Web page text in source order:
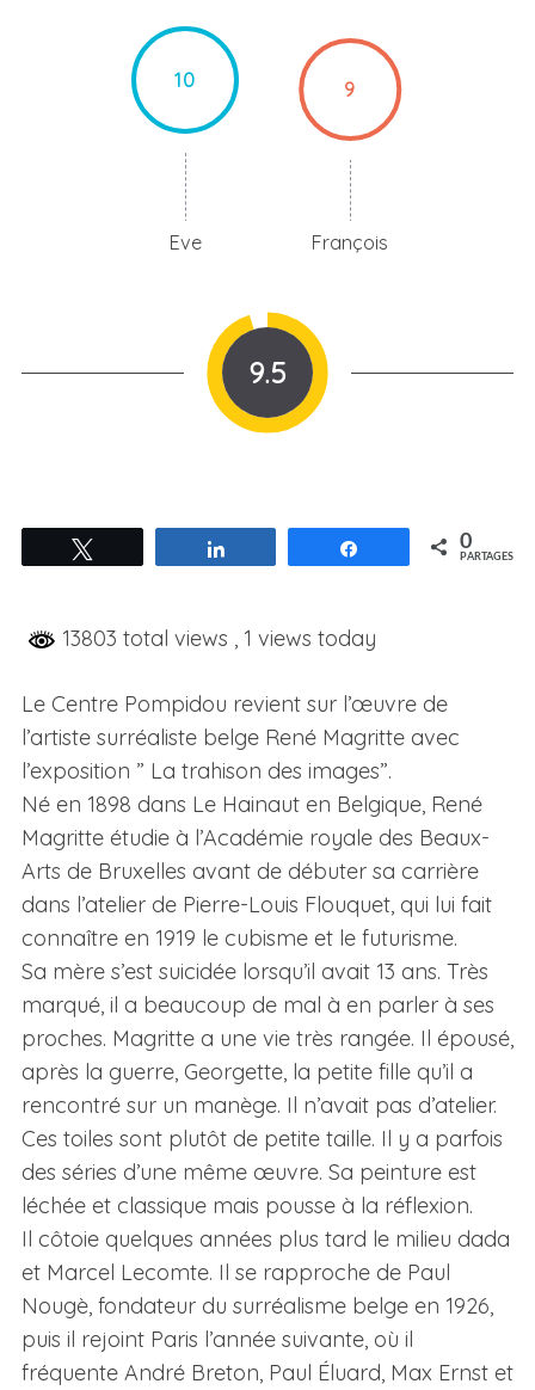
10
Eve
9
François
9.5
Partagez 0
PARTAGES
13803 total views , 1 views today
Le Centre Pompidou revient sur l’œuvre de
l’artiste surréaliste belge René Magritte avec
l’exposition ” La trahison des images”.
Né en 1898 dans Le Hainaut en Belgique, René
Magritte étudie à l’Académie royale des Beaux-
Arts de Bruxelles avant de débuter sa carrière
dans l’atelier de Pierre-Louis Flouquet, qui lui fait
connaître en 1919 le cubisme et le futurisme.
Sa mère s’est suicidée lorsqu’il avait 13 ans. Très
marqué, il a beaucoup de mal à en parler à ses
proches. Magritte a une vie très rangée. Il épousé,
après la guerre, Georgette, la petite fille qu’il a
rencontré sur un manège. Il n’avait pas d’atelier.
Ces toiles sont plutôt de petite taille. Il y a parfois
des séries d’une même œuvre. Sa peinture est
léchée et classique mais pousse à la réflexion.
Il côtoie quelques années plus tard le milieu dada
et Marcel Lecomte. Il se rapproche de Paul
Nougè, fondateur du surréalisme belge en 1926,
puis il rejoint Paris l’année suivante, où il
fréquente André Breton, Paul Éluard, Max Ernst et